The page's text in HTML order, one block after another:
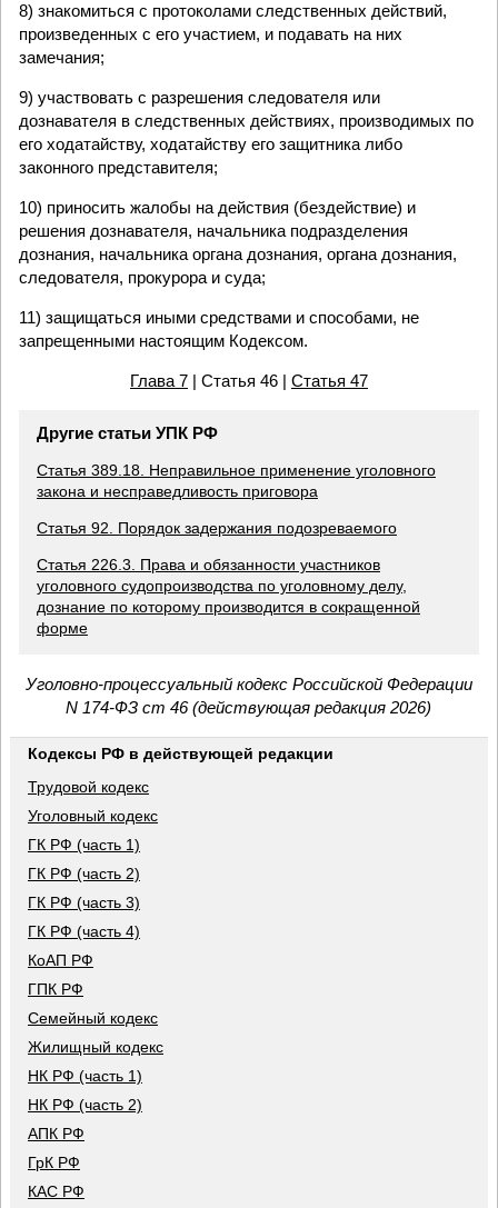
8) знакомиться с протоколами следственных действий,
произведенных с его участием, и подавать на них
замечания;
9) участвовать с разрешения следователя или
дознавателя в следственных действиях, производимых по
его ходатайству, ходатайству его защитника либо
законного представителя;
10) приносить жалобы на действия (бездействие) и
решения дознавателя, начальника подразделения
дознания, начальника органа дознания, органа дознания,
следователя, прокурора и суда;
11) защищаться иными средствами и способами, не
запрещенными настоящим Кодексом.
Глава 7| Статья 46 | Статья 47
Другие статьи УПК РФ
Статья 389.18. Неправильное применение уголовного
закона и несправедливость приговора
Статья 92. Порядок задержания подозреваемого
Статья 226.3. Права и обязанности участников
уголовного судопроизводства по уголовному делу,
дознание по которому производится в сокращенной
форме
Уголовно-процессуальный кодекс Российской Федерации
N 174-ФЗ ст 46 (действующая редакция 2026)
Кодексы РФ в действующей редакции
Трудовой кодекс
Уголовный кодекс
ГК РФ (часть 1)
ГК РФ (часть 2)
ГК РФ (часть 3)
ГК РФ (часть 4)
КоАП РФ
ГПК РФ
Семейный кодекс
Жилищный кодекс
НК РФ (часть 1)
НК РФ (часть 2)
АПК РФ
ГрК РФ
КАС РФ